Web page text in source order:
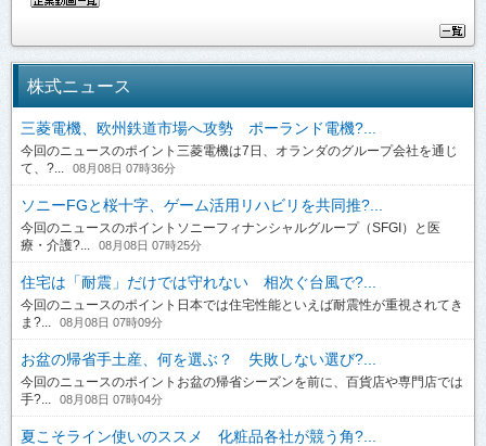
株式ニュース
三菱電機、欧州鉄道市場へ攻勢 ポーランド電機?...
今回のニュースのポイント三菱電機は7日、オランダのグループ会社を通じ
て、?...
08月08日 07時36分
ソニーFGと桜十字、ゲーム活用リハビリを共同推?...
今回のニュースのポイントソニーフィナンシャルグループ（SFGI）と医
療・介護?...
08月08日 07時25分
住宅は「耐震」だけでは守れない 相次ぐ台風で?...
今回のニュースのポイント日本では住宅性能といえば耐震性が重視されてき
ま?...
08月08日 07時09分
お盆の帰省手土産、何を選ぶ？ 失敗しない選び?...
今回のニュースのポイントお盆の帰省シーズンを前に、百貨店や専門店では
手?...
08月08日 07時04分
夏こそライン使いのススメ 化粧品各社が競う角?...